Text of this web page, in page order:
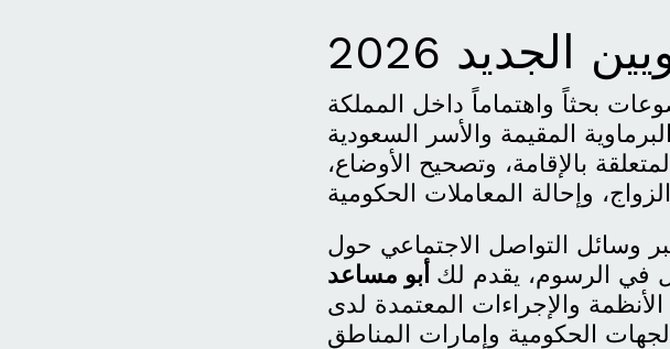
الجديد 2026
بحثاً واهتماماً داخل المملكة
المقيمة والأسر السعودية
بالإقامة، وتصحيح الأوضاع،
وسائل التواصل الاجتماعي حول
في الرسوم، يقدم لك أبو مساعد
والإجراءات المعتمدة لدى